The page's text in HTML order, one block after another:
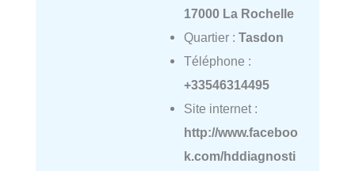
17000 La Rochelle
Quartier : Tasdon
Téléphone :
+33546314495
Site internet :
http://www.faceboo
k.com/hddiagnosti